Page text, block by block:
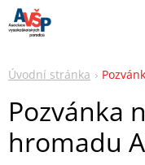
Úvodní stránka
Pozvánka
hromadu